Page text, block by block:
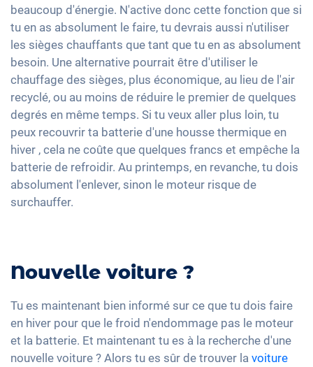
beaucoup d'énergie. N'active donc cette fonction que si
tu en as absolument le faire, tu devrais aussi n'utiliser
les sièges chauffants que tant que tu en as absolument
besoin. Une alternative pourrait être d'utiliser le
chauffage des sièges, plus économique, au lieu de l'air
recyclé, ou au moins de réduire le premier de quelques
degrés en même temps. Si tu veux aller plus loin, tu
peux recouvrir ta batterie d'une housse thermique en
hiver , cela ne coûte que quelques francs et empêche la
batterie de refroidir. Au printemps, en revanche, tu dois
absolument l'enlever, sinon le moteur risque de
surchauffer.
Nouvelle voiture ?
Tu es maintenant bien informé sur ce que tu dois faire
en hiver pour que le froid n'endommage pas le moteur
et la batterie. Et maintenant tu es à la recherche d'une
nouvelle voiture ? Alors tu es sûr de trouver la voiture